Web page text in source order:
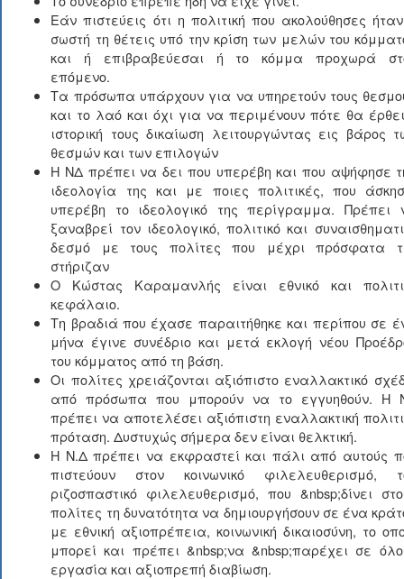
Εάν πιστεύεις ότι η πολιτική που ακολούθησες
σωστή τη θέτεις υπό την κρίση των μελών του
και ή επιβραβεύεσαι ή το κόμμα προχωρά
επόμενο.
Τα πρόσωπα υπάρχουν για να υπηρετούν τους
και το λαό και όχι για να περιμένουν πότε θα
ιστορική τους δικαίωση λειτουργώντας εις βάρος
θεσμών και των επιλογών
Η ΝΔ πρέπει να δει που υπερέβη και που αψήφησε
ιδεολογία της και με ποιες πολιτικές, που
υπερέβη το ιδεολογικό της περίγραμμα. Πρέπει
ξαναβρεί τον ιδεολογικό, πολιτικό και
δεσμό με τους πολίτες που μέχρι πρόσφατα
στήριζαν
Ο Κώστας Καραμανλής είναι εθνικό και
κεφάλαιο.
Τη βραδιά που έχασε παραιτήθηκε και περίπου σε
μήνα έγινε συνέδριο και μετά εκλογή νέου
του κόμματος από τη βάση.
Οι πολίτες χρειάζονται αξιόπιστο εναλλακτικό
από πρόσωπα που μπορούν να το εγγυηθούν. Η
πρέπει να αποτελέσει αξιόπιστη εναλλακτική
πρόταση. Δυστυχώς σήμερα δεν είναι θελκτική.
Η Ν.Δ πρέπει να εκφραστεί και πάλι από αυτούς
πιστεύουν στον κοινωνικό φιλελευθερισμό,
ριζοσπαστικό φιλελευθερισμό, που &nbsp;δίνει
πολίτες τη δυνατότητα να δημιουργήσουν σε ένα
με εθνική αξιοπρέπεια, κοινωνική δικαιοσύνη, το
μπορεί και πρέπει &nbsp;να &nbsp;παρέχει σε
εργασία και αξιοπρεπή διαβίωση.